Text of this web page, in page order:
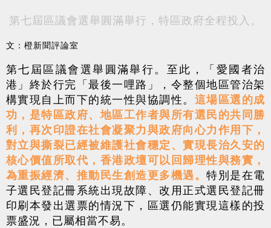
第七屆區議會選舉圓滿舉行，特區政府全程投入。
文：橙新聞評論室
第七屆區議會選舉圓滿舉行。至此，「愛國者治
港」終於行完「最後一哩路」，令整個地區管治架
構實現自上而下的統一性與協調性。 這場區選的成
功，是特區政府、地區工作者與所有選民的共同勝
利，再次印證在社會凝聚力與政府向心力作用下，
對立與撕裂已經被維護社會穩定、實現長治久安的
核心價值所取代，香港政壇可以回歸理性與務實，
為重振經濟、推動民生創造更多機遇。特別是在電
子選民登記冊系統出現故障、改用正式選民登記冊
印刷本發出選票的情況下，區選仍能實現這樣的投
票盛況，已屬相當不易。